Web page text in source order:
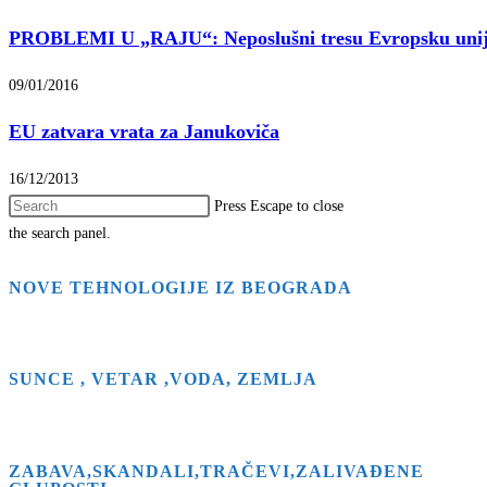
PROBLEMI U „RAJU“: Neposlušni tresu Evropsku
09/01/2016
EU zatvara vrata za Janukoviča
16/12/2013
Press Escape to close
the search panel.
NOVE TEHNOLOGIJE IZ BEOGRADA
SUNCE , VETAR ,VODA, ZEMLJA
ZABAVA,SKANDALI,TRAČEVI,ZALIVAĐENE